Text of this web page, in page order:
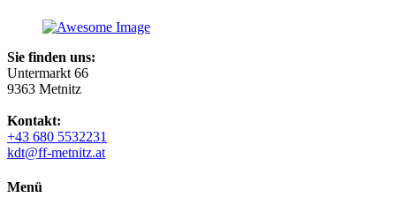
Sie finden uns:
Untermarkt 66
9363 Metnitz
Kontakt:
+43 680 5532231
kdt@ff-metnitz.at
Menü